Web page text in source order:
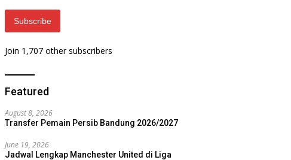
Subscribe
Join 1,707 other subscribers
Featured
August 8, 2026
Transfer Pemain Persib Bandung 2026/2027
June 19, 2026
Jadwal Lengkap Manchester United di Liga